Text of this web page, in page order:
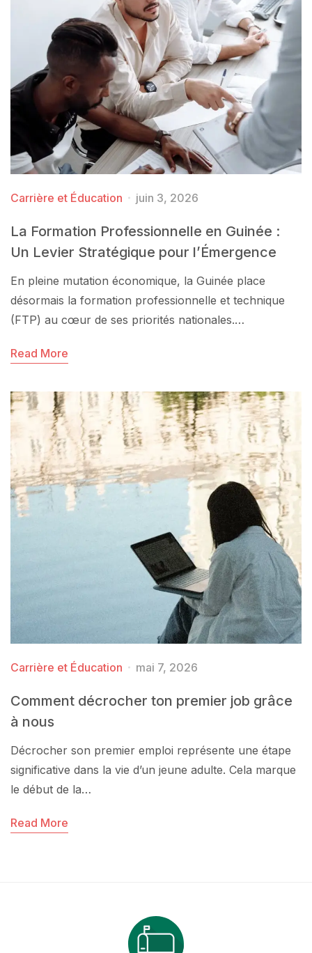
Carrière et Éducation juin 3, 2026
La Formation Professionnelle en Guinée :
Un Levier Stratégique pour l’Émergence
En pleine mutation économique, la Guinée place
désormais la formation professionnelle et technique
(FTP) au cœur de ses priorités nationales.…
Read More
Carrière et Éducation mai 7, 2026
Comment décrocher ton premier job grâce
à nous
Décrocher son premier emploi représente une étape
significative dans la vie d’un jeune adulte. Cela marque
le début de la…
Read More